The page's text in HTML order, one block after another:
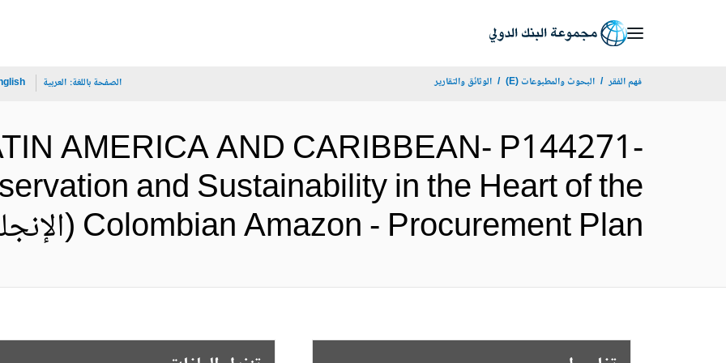
فهم الفقر البحوث والمطبوعات (E) الوثائق والتقارير الصفحة باللغة: العربية
AMERICA AND CARIBBEAN- P144271-
and Sustainability in the Heart of the
Colombian Amazon - Procurement Plan (الإنجليزية)